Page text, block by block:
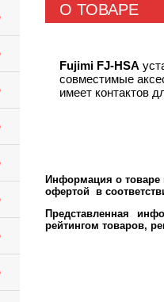
О ТОВАРЕ
Fujimi FJ-HSA
совместимые
имеет контактов
Информация о товаре
офертой в
Представленная
рейтингом товаров,